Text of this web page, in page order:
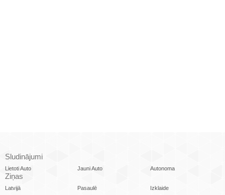
Sludinājumi
Lietoti Auto Jauni Auto Autonoma
Ziņas
Latvijā Pasaulē
Izklaide